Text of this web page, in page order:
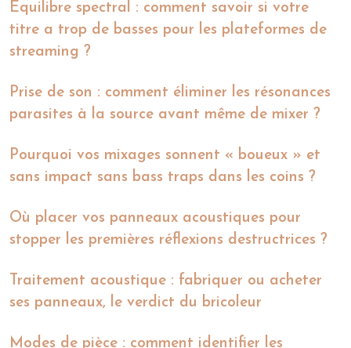
Équilibre spectral : comment savoir si votre
titre a trop de basses pour les plateformes de
streaming ?
Prise de son : comment éliminer les résonances
parasites à la source avant même de mixer ?
Pourquoi vos mixages sonnent « boueux » et
sans impact sans bass traps dans les coins ?
Où placer vos panneaux acoustiques pour
stopper les premières réflexions destructrices ?
Traitement acoustique : fabriquer ou acheter
ses panneaux, le verdict du bricoleur
Modes de pièce : comment identifier les